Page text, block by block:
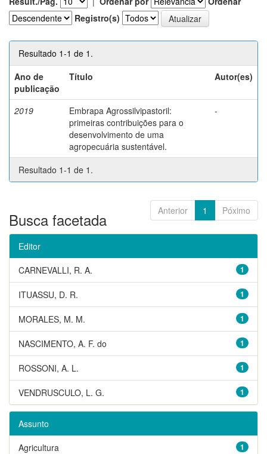
Registro(s)
Resultado 1-1 de 1.
Ano de
publicação
Título Autor(es)
2019
Embrapa Agrossilvipastoril:
primeiras contribuições para o
desenvolvimento de uma
agropecuária sustentável.
-
Resultado 1-1 de 1.
Anterior 1 Póximo
Busca facetada
Editor
1
CARNEVALLI, R. A.
1
ITUASSU, D. R.
1
MORALES, M. M.
1
NASCIMENTO, A. F. do
1
ROSSONI, A. L.
1
VENDRUSCULO, L. G.
Assunto
1
Agricultura